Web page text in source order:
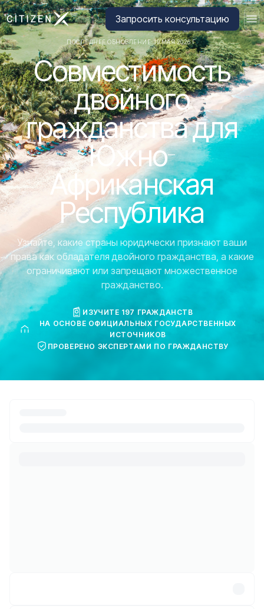
Перейти на главную страницу CitizenX
Запросить консультацию
ПОСЛЕДНЕЕ ОБНОВЛЕНИЕ: 19 МАЯ 2026 Г.
Совместимость
двойного
гражданства для
Южно-
Африканская
Республика
Узнайте, какие страны юридически признают ваши
права как обладателя двойного гражданства, а какие
ограничивают или запрещают множественное
гражданство.
ИЗУЧИТЕ 197 ГРАЖДАНСТВ
НА ОСНОВЕ ОФИЦИАЛЬНЫХ ГОСУДАРСТВЕННЫХ
ИСТОЧНИКОВ
ПРОВЕРЕНО ЭКСПЕРТАМИ ПО ГРАЖДАНСТВУ